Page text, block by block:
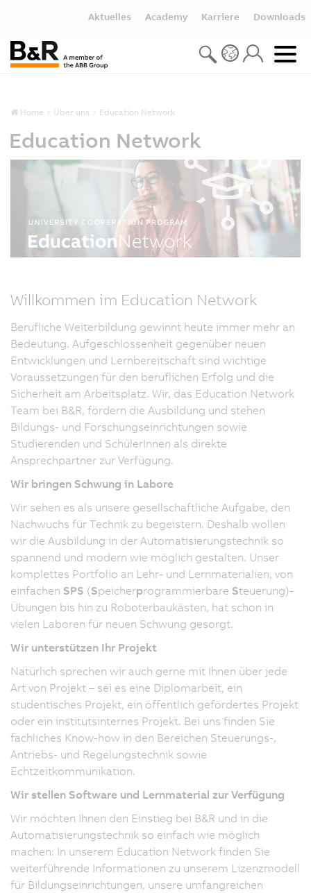
Aktuelles Academy Karriere Downloads
Home Über uns Education Network
Education Network
Willkommen im Education Network
Berufliche Weiterbildung gewinnt heute immer mehr an
Bedeutung. Aufgeschlossenheit gegenüber neuen
Entwicklungen und Lernbereitschaft sind wichtige
Voraussetzungen für den beruflichen Erfolg und die
Sicherheit am Arbeitsplatz. Wir, das Education Network
Team bei B&R, fördern die Ausbildung und stehen
Bildungs- und Forschungseinrichtungen sowie
Studierenden und SchülerInnen als direkte
Ansprechpartner zur Verfügung.
Wir bringen Schwung in Labore
Wir sehen es als unsere gesellschaftliche Aufgabe, den
Nachwuchs für Technik zu begeistern. Deshalb wollen
wir die Ausbildung in der Automatisierungstechnik so
spannend und modern wie möglich gestalten. Unser
komplettes Portfolio an Lehr- und Lernmaterialien, von
einfachen SPS (Speicherprogrammierbare Steuerung)-
Übungen bis hin zu Roboterbaukästen, hat schon in
vielen Laboren für neuen Schwung gesorgt.
Wir unterstützen Ihr Projekt
Natürlich sprechen wir auch gerne mit Ihnen über jede
Art von Projekt – sei es eine Diplomarbeit, ein
studentisches Projekt, ein öffentlich gefördertes Projekt
oder ein institutsinternes Projekt. Bei uns finden Sie
fachliches Know-how in den Bereichen Steuerungs-,
Antriebs- und Regelungstechnik sowie
Echtzeitkommunikation.
Wir stellen Software und Lernmaterial zur Verfügung
Wir möchten Ihnen den Einstieg bei B&R und in die
Automatisierungstechnik so einfach wie möglich
machen: In unserem Education Network finden Sie
weiterführende Informationen zu unserem Lizenzmodell
für Bildungseinrichtungen, unsere umfangreichen